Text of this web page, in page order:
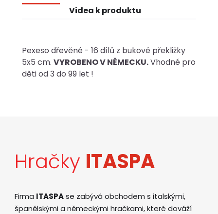
Videa k produktu
Pexeso dřevěné - 16 dílů z bukové překližky
5x5 cm. VYROBENO V NĚMECKU.Vhodné pro
děti od 3 do 99 let !
Hračky ITASPA
Firma ITASPAse zabývá obchodem s italskými,
španělskými a německými hračkami, které dováží